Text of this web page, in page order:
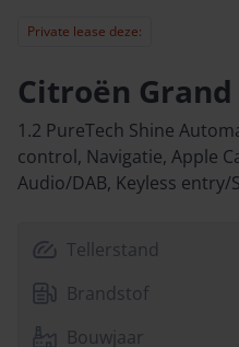
Private lease deze:
Citroën
1.2 PureTech Shine
control, Navigatie, Apple
Audio/DAB, Keyless entry/
Tellerstand
Brandstof
Bouwjaar